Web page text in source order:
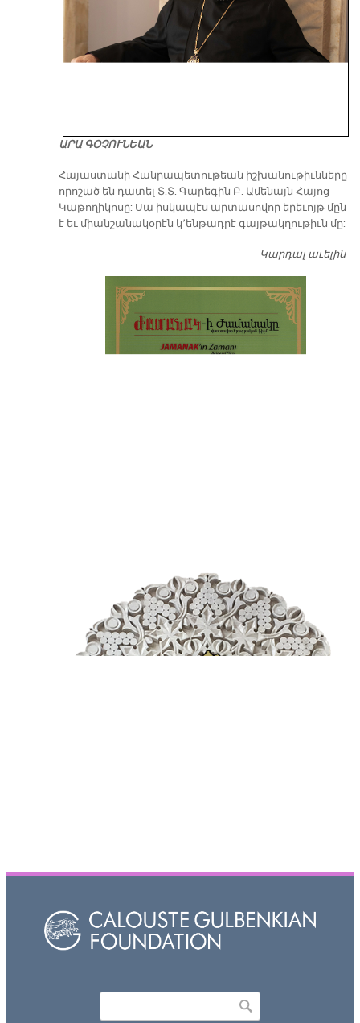
ԱՐԱ ԳՕՉՈՒՆԵԱՆ
​Հայաստանի Հանրապետութեան իշխանութիւնները
որոշած են դատել Տ.Տ. Գարեգին Բ. Ամենայն Հայոց
Կաթողիկոսը: Սա իսկապէս արտասովոր երեւոյթ մըն
է եւ միանշանակօրէն կ՚ենթադրէ գայթակղութիւն մը:
Կարդալ աւելին